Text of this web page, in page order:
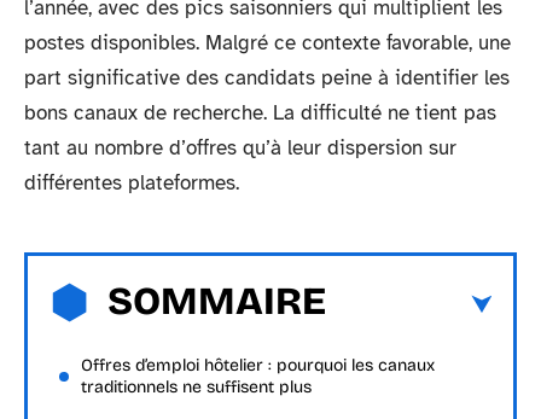
l’année, avec des pics saisonniers qui multiplient les
postes disponibles. Malgré ce contexte favorable, une
part significative des candidats peine à identifier les
bons canaux de recherche. La difficulté ne tient pas
tant au nombre d’offres qu’à leur dispersion sur
différentes plateformes.
SOMMAIRE
Offres d’emploi hôtelier : pourquoi les canaux
traditionnels ne suffisent plus